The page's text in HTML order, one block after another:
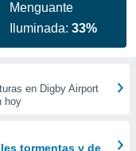
Menguante
Iluminada:33%
en Digby Airport
hoy
tormentas y de